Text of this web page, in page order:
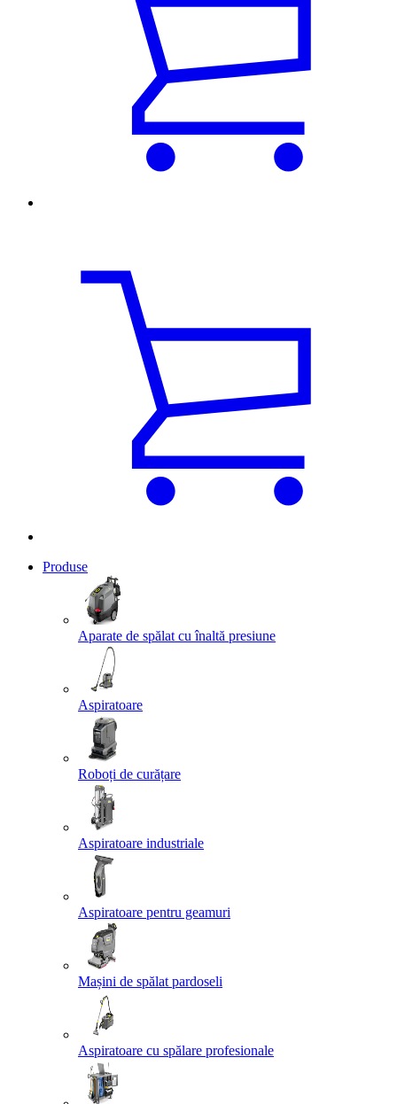
Produse
Aparate de spălat cu înaltă presiune
Aspiratoare
Roboți de curățare
Aspiratoare industriale
Aspiratoare pentru geamuri
Mașini de spălat pardoseli
Aspiratoare cu spălare profesionale